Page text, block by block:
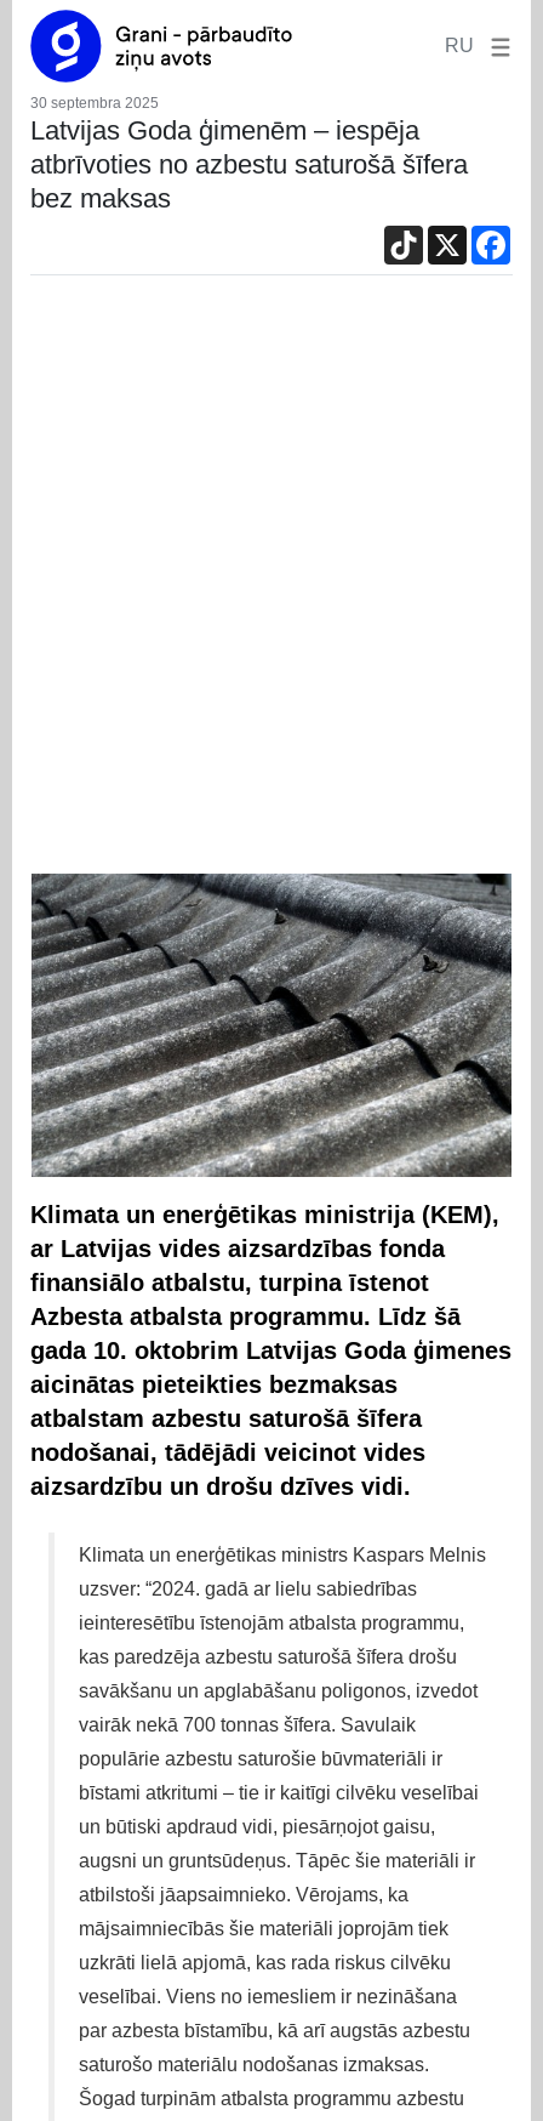
RU
30 septembra 2025
Latvijas Goda ģimenēm – iespēja
atbrīvoties no azbestu saturošā šīfera
bez maksas
TikTok
X
Klimata un enerģētikas ministrija (KEM),
ar Latvijas vides aizsardzības fonda
finansiālo atbalstu, turpina īstenot
Azbesta atbalsta programmu. Līdz šā
gada 10. oktobrim Latvijas Goda ģimenes
aicinātas pieteikties bezmaksas
atbalstam azbestu saturošā šīfera
nodošanai, tādējādi veicinot vides
aizsardzību un drošu dzīves vidi.
Klimata un enerģētikas ministrs Kaspars Melnis
uzsver: “2024. gadā ar lielu sabiedrības
ieinteresētību īstenojām atbalsta programmu,
kas paredzēja azbestu saturošā šīfera drošu
savākšanu un apglabāšanu poligonos, izvedot
vairāk nekā 700 tonnas šīfera. Savulaik
populārie azbestu saturošie būvmateriāli ir
bīstami atkritumi – tie ir kaitīgi cilvēku veselībai
un būtiski apdraud vidi, piesārņojot gaisu,
augsni un gruntsūdeņus. Tāpēc šie materiāli ir
atbilstoši jāapsaimnieko. Vērojams, ka
mājsaimniecībās šie materiāli joprojām tiek
uzkrāti lielā apjomā, kas rada riskus cilvēku
veselībai. Viens no iemesliem ir nezināšana
par azbesta bīstamību, kā arī augstās azbestu
saturošo materiālu nodošanas izmaksas.
Šogad turpinām atbalsta programmu azbestu